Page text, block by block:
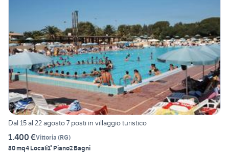
Dal 15 al 22 agosto 7 posti in villaggio turistico
1.400 €Vittoria (RG)
80 mq4 Locali1° Piano2 Bagni